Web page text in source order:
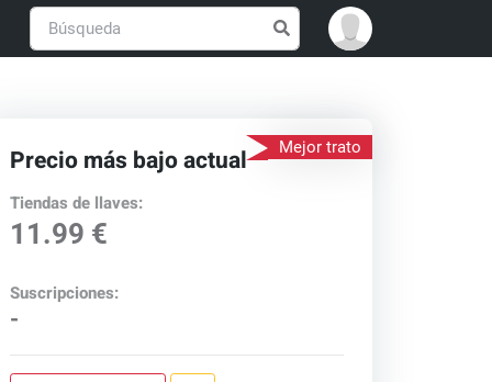
Mejor trato
Precio más bajo actual
Tiendas de llaves:
11.99 €
Suscripciones:
-